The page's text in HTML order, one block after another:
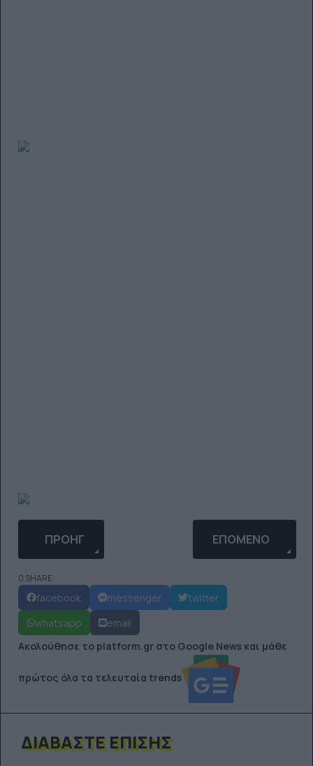
ΠΡΟΗΓΟΎΜΕΝΟ ΆΡΘΡΟ: O DANNY MACASKILL
ΠΡΟΗΓ ΕΠΌΜΕΝΟ ΆΡΘΡΟ:
ΕΠΌΜΕΝΟ
0 SHARE
facebook messenger
twitter
whatsapp
email
Ακολούθησε το platform.gr στο Google News και μάθε
πρώτος όλα τα τελευταία trends
ΔΙΑΒΆΣΤΕ ΕΠΊΣΗΣ